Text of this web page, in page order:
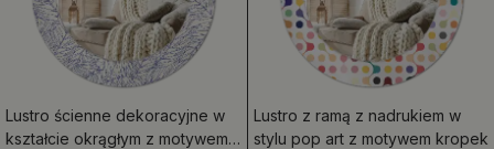
Lustro ścienne dekoracyjne w
kształcie okrągłym z motywem
Lustro z ramą z nadrukiem w
stylu pop art z motywem kropek